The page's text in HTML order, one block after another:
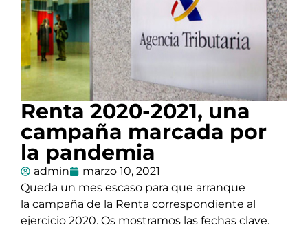
Renta 2020-2021, una
campaña marcada por
la pandemia
admin
marzo 10, 2021
Queda un mes escaso para que arranque
la campaña de la Renta correspondiente al
ejercicio 2020. Os mostramos las fechas clave.